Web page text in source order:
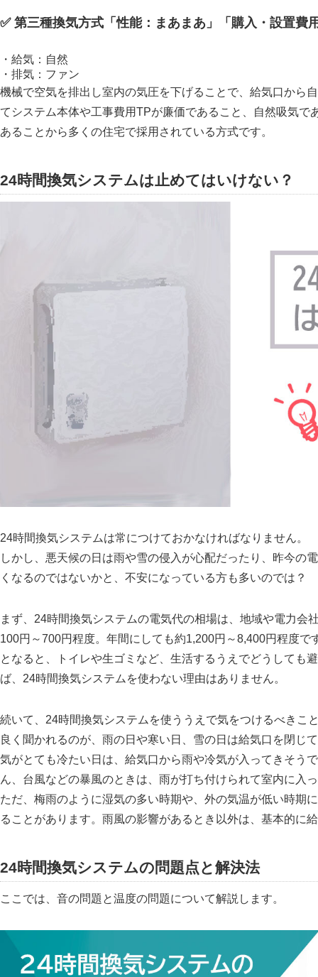
✅ 第三種換気方式 性能：まあまあ 購入・設置費
・給気：自然
・排気：ファン
機械で空気を排出し室内の気圧を下げることで、給気口から
てシステム本体や工事費用TPが廉価であること、自然吸気
あることから多くの住宅で採用されている方式です。
24時間換気システムは止めてはいけない？
24時間換気システムは常につけておかなければなりません。
しかし、悪天候の日は雨や雪の侵入が心配だったり、昨今の
くなるのではないかと、不安になっている方も多いのでは？
まず、24時間換気システムの電気代の相場は、地域や電力
100円～700円程度。年間にしても約1,200円～8,400円程度で
となると、トイレや生ゴミなど、生活するうえでどうしても
ば、24時間換気システムを使わない理由はありません。
続いて、24時間換気システムを使ううえで気をつけるべきこ
良く聞かれるのが、雨の日や寒い日、雪の日は給気口を閉じ
気がとても冷たい日は、給気口から雨や冷気が入ってきそう
ん、台風などの暴風のときは、雨が打ち付けられて室内に入
ただ、梅雨のように湿気の多い時期や、外の気温が低い時期
ることがあります。雨風の影響があるとき以外は、基本的に
24時間換気システムの問題点と解決法
ここでは、音の問題と温度の問題について解説します。